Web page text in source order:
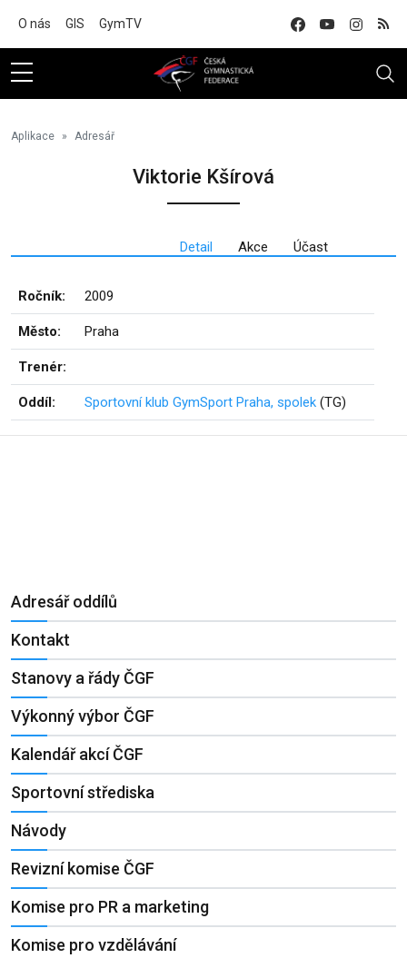
O nás GIS GymTV
Aplikace Adresář
Viktorie Kšírová
Detail Akce Účast
Ročník: 2009
Město: Praha
Trenér:
Oddíl: Sportovní klub GymSport Praha, spolek (TG)
Adresář oddílů
Kontakt
Stanovy a řády ČGF
Výkonný výbor ČGF
Kalendář akcí ČGF
Sportovní střediska
Návody
Revizní komise ČGF
Komise pro PR a marketing
Komise pro vzdělávání